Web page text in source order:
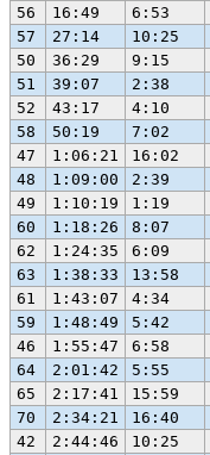
56
16:49 6:53
57
27:14 10:25
50
36:29 9:15
51
39:07 2:38
52
43:17 4:10
58
50:19 7:02
47
1:06:21 16:02
48
1:09:00 2:39
49
1:10:19 1:19
60
1:18:26 8:07
62
1:24:35 6:09
63
1:38:33 13:58
61
1:43:07 4:34
59
1:48:49 5:42
46
1:55:47 6:58
64
2:01:42 5:55
65
2:17:41 15:59
70
2:34:21 16:40
42
2:44:46 10:25